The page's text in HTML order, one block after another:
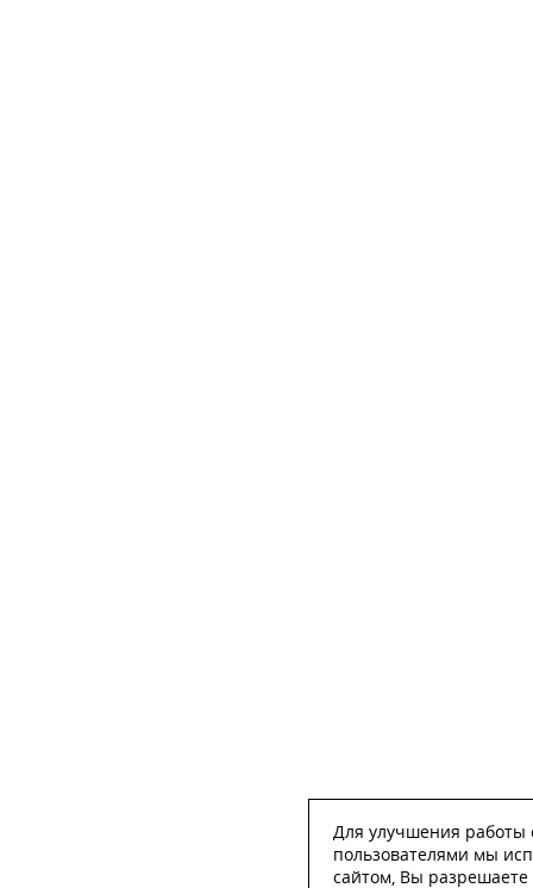
Для улучшения работы
пользователями мы
сайтом, Вы разрешаете